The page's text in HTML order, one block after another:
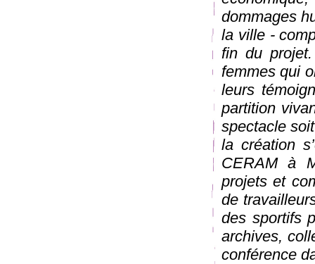
dommages
la ville -
fin du
femmes qui
leurs
partition
spectacle
la création
CERAM à
projets et
de
des sportifs
archives,
conférence